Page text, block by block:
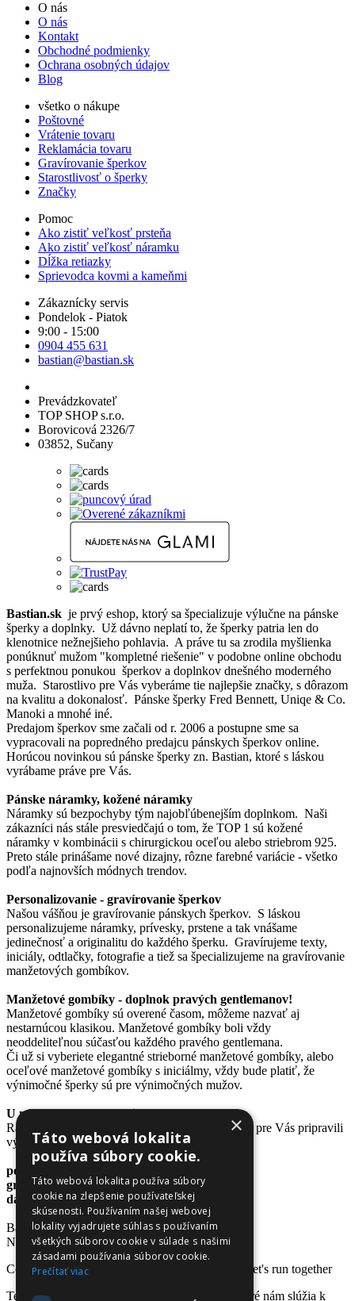
O nás
O nás
Kontakt
Obchodné podmienky
Ochrana osobných údajov
Blog
všetko o nákupe
Poštovné
Vrátenie tovaru
Reklamácia tovaru
Gravírovanie šperkov
Starostlivosť o šperky
Značky
Pomoc
Ako zistiť veľkosť prsteňa
Ako zistiť veľkosť náramku
Dĺžka retiazky
Sprievodca kovmi a kameňmi
Zákaznícky servis
Pondelok - Piatok
9:00 - 15:00
0904 455 631
bastian@bastian.sk
Prevádzkovateľ
TOP SHOP s.r.o.
Borovicová 2326/7
03852, Sučany
Bastian.sk je prvý eshop, ktorý sa špecializuje výlučne na pánske
šperky a doplnky. Už dávno neplatí to, že šperky patria len do
klenotnice nežnejšieho pohlavia. A práve tu sa zrodila myšlienka
ponúknuť mužom "kompletné riešenie" v podobne online obchodu
s perfektnou ponukou šperkov a doplnkov dnešného moderného
muža. Starostlivo pre Vás vyberáme tie najlepšie značky, s dôrazom
na kvalitu a dokonalosť. Pánske šperky Fred Bennett, Uniqe & Co.
Manoki a mnohé iné.
Predajom šperkov sme začali od r. 2006 a postupne sme sa
vypracovali na popredného predajcu pánskych šperkov online.
Horúcou novinkou sú pánske šperky zn. Bastian, ktoré s láskou
vyrábame práve pre Vás.
Pánske náramky, kožené náramky
Náramky sú bezpochyby tým najobľúbenejším doplnkom. Naši
zákazníci nás stále presviedčajú o tom, že TOP 1 sú kožené
náramky v kombinácii s chirurgickou oceľou alebo striebrom 925.
Preto stále prinášame nové dizajny, rôzne farebné variácie - všetko
podľa najnovších módnych trendov.
Personalizovanie - gravírovanie šperkov
Našou vášňou je gravírovanie pánskych šperkov. S láskou
personalizujeme náramky, prívesky, prstene a tak vnášame
jedinečnosť a originalitu do každého šperku. Gravírujeme texty,
iniciály, odtlačky, fotografie a tiež sa špecializujeme na gravírovanie
manžetových gombíkov.
Manžetové gombíky - doplnok pravých gentlemanov!
Manžetové gombíky sú overené časom, môžeme nazvať aj
nestarnúcou klasikou. Manžetové gombíky boli vždy
neoddeliteľnou súčasťou každého pravého gentlemana.
Či už si vyberiete elegantné strieborné manžetové gombíky, alebo
oceľové manžetové gombíky s iniciálmy, vždy bude platiť, že
výnimočné šperky sú pre výnimočných mužov.
U nás sú nákupy naozaj výhodné
Radi by sme Vám spríjemnili nákupy a preto sme pre Vás pripravili
výnimočné výhody:
poštovné zadarmo
gravírovanie zadarmo
darčekové krabičky zadarmo
Bastian.sk / Špecialista na pánske šperky.
Nakúpte u špecialistu :)
Copyright © 2026 www.bastian.sk
let's run together
Tento web používa základné súbory cookies, ktoré nám slúžia k
×
Táto webová lokalita
používa súbory cookie.
Táto webová lokalita používa súbory
cookie na zlepšenie používateľskej
skúsenosti. Používaním našej webovej
lokality vyjadrujete súhlas s používaním
všetkých súborov cookie v súlade s našimi
zásadami používania súborov cookie.
Prečítať viac